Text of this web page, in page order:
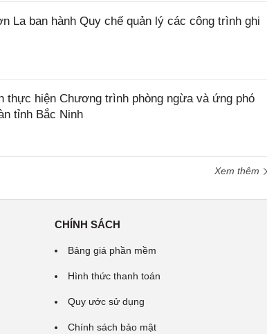
La ban hành Quy chế quản lý các công trình ghi
thực hiện Chương trình phòng ngừa và ứng phó
tỉnh Bắc Ninh
Xem thêm
CHÍNH SÁCH
Bảng giá phần mềm
Hình thức thanh toán
Quy ước sử dụng
Chính sách bảo mật